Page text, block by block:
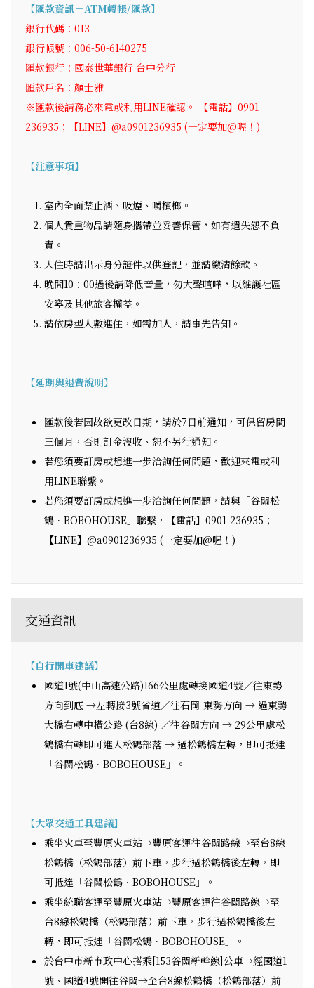
【匯款資訊－ATM轉帳/匯款】
銀行代碼：013
銀行帳號：006-50-6140275
匯款銀行：國泰世華銀行 台中分行
匯款戶名：顏士雅
※匯款後請務必來電或利用LINE確認。 【電話】0901-
236935；【LINE】@a0901236935 (一定要加@喔！)
【注意事項】
室內全面禁止酒、吸煙、嚼檳榔。
個人貴重物品請隨身攜帶並妥善保管，如有遺失恕不負
責。
入住時請出示身分證件以供登記，並請繳清餘款。
晚間10：00過後請降低音量，勿大聲喧嘩，以維護社區
安寧及其他旅客權益。
請依房型人數進住，如需加人，請事先告知。
【延期與退費說明】
匯款後若因故欲更改日期，請於7日前通知，可保留房間
三個月，否則訂金沒收、恕不另行通知。
若您須要訂房或想進一步洽詢任何問題，歡迎來電或利
用LINE聯繫。
若您須要訂房或想進一步洽詢任何問題，請與「谷關松
鶴．BOBOHOUSE」聯繫，【電話】0901-236935；
【LINE】@a0901236935 (一定要加@喔！)
交通資訊
【自行開車建議】
國道1號(中山高速公路)166公里處轉接國道4號／往東勢
方向到底 →左轉接3號省道／往石岡-東勢方向 → 過東勢
大橋右轉中橫公路 (台8線) ／往谷關方向 → 29公里處松
鶴橋右轉即可進入松鶴部落 → 過松鶴橋左轉，即可抵達
「谷關松鶴．BOBOHOUSE」。
【大眾交通工具建議】
乘坐火車至豐原火車站→豐原客運往谷關路線→至台8線
松鶴橋（松鶴部落）前下車，步行過松鶴橋後左轉，即
可抵達「谷關松鶴．BOBOHOUSE」。
乘坐統聯客運至豐原火車站→豐原客運往谷關路線→至
台8線松鶴橋（松鶴部落）前下車，步行過松鶴橋後左
轉，即可抵達「谷關松鶴．BOBOHOUSE」。
於台中市新市政中心搭乘[153谷關新幹線]公車→經國道1
號、國道4號開往谷關→至台8線松鶴橋（松鶴部落）前